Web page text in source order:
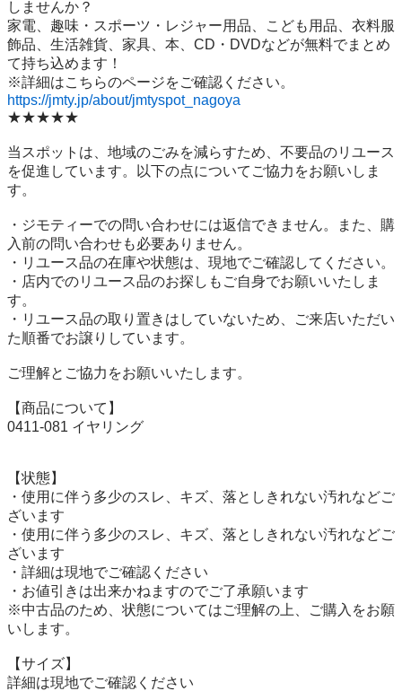
しませんか？
家電、趣味・スポーツ・レジャー用品、こども用品、衣料服
飾品、生活雑貨、家具、本、CD・DVDなどが無料でまとめ
て持ち込めます！
https://jmty.jp/about/jmtyspot_nagoya
★★★★★
当スポットは、地域のごみを減らすため、不要品のリユース
を促進しています。以下の点についてご協力をお願いしま
す。
・ジモティーでの問い合わせには返信できません。また、購
入前の問い合わせも必要ありません。
・リユース品の在庫や状態は、現地でご確認してください。
・店内でのリユース品のお探しもご自身でお願いいたしま
す。
・リユース品の取り置きはしていないため、ご来店いただい
た順番でお譲りしています。
ご理解とご協力をお願いいたします。
【商品について】
0411-081 イヤリング
【状態】
・使用に伴う多少のスレ、キズ、落としきれない汚れなどご
ざいます
・使用に伴う多少のスレ、キズ、落としきれない汚れなどご
ざいます
・詳細は現地でご確認ください
・お値引きは出来かねますのでご了承願います
※中古品のため、状態についてはご理解の上、ご購入をお願
いします。
【サイズ】
詳細は現地でご確認ください